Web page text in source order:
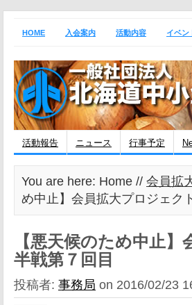
HOME 入会案内 活動内容 イベン
活動報告 ニュース 行事予定
You are here: Home // 会員拡
め中止】会員拡大プロジェ
【悪天候のため中止
半戦第７回目
投稿者: 事務局 on 2016/02/23